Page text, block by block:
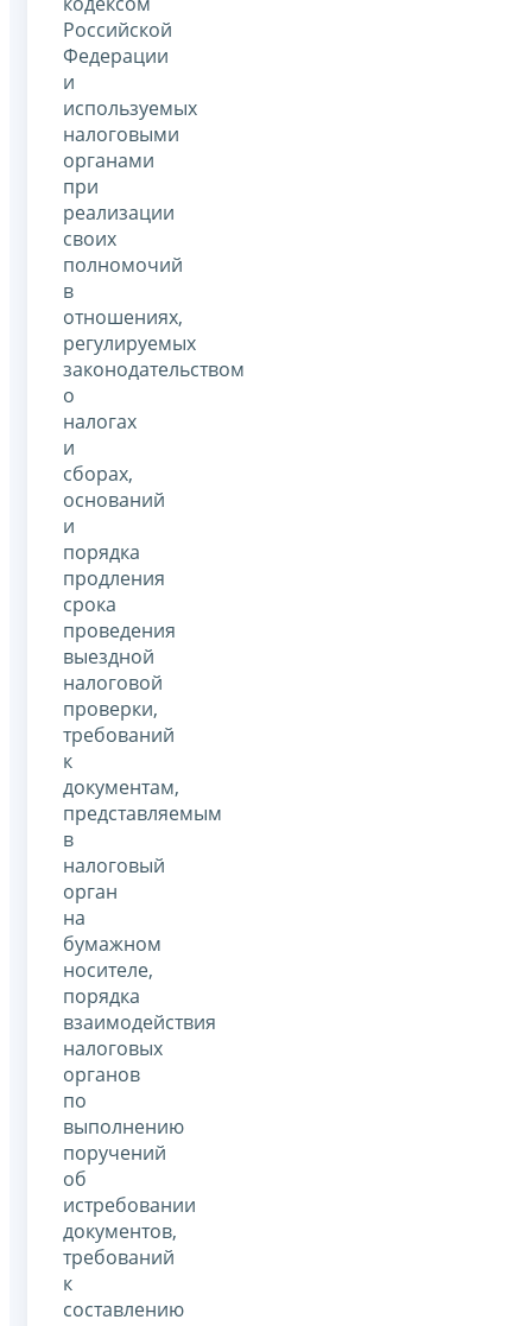
Российской
Федерации
и
используемых
налоговыми
органами
при
реализации
своих
полномочий
в
отношениях,
регулируемых
законодательством
о
налогах
и
сборах,
оснований
и
порядка
продления
срока
проведения
выездной
налоговой
проверки,
требований
к
документам,
представляемым
в
налоговый
орган
на
бумажном
носителе,
порядка
взаимодействия
налоговых
органов
по
выполнению
поручений
об
истребовании
документов,
требований
к
составлению